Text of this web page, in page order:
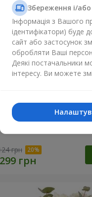
"Magic Rose"
грн
Збереження і/
Інформація з Вашого
ідентифікатори) буде
сайт або застосунок
обробляти Ваші
Деякі постачальники
інтересу. Ви можете